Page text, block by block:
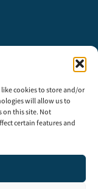
cookies to store and/or
will allow us to
on this site. Not
certain features and